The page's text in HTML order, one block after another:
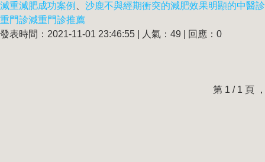
減重減肥成功案例
沙鹿不與經期衝突的減肥效果明顯的中醫
重門診減重門診推薦
發表時間：2021-11-01 23:46:55 | 人氣：49 | 回應：0
第 1 / 1